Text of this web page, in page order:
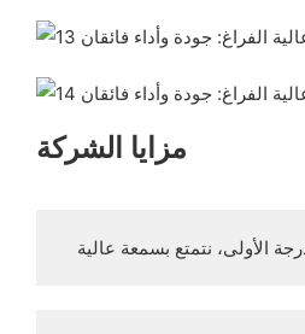
مزايا الشركة